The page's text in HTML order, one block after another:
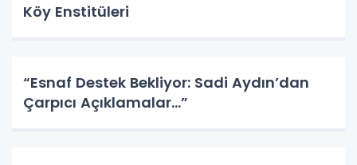
Köy Enstitüleri
“Esnaf Destek Bekliyor: Sadi Aydın’dan
Çarpıcı Açıklamalar…”